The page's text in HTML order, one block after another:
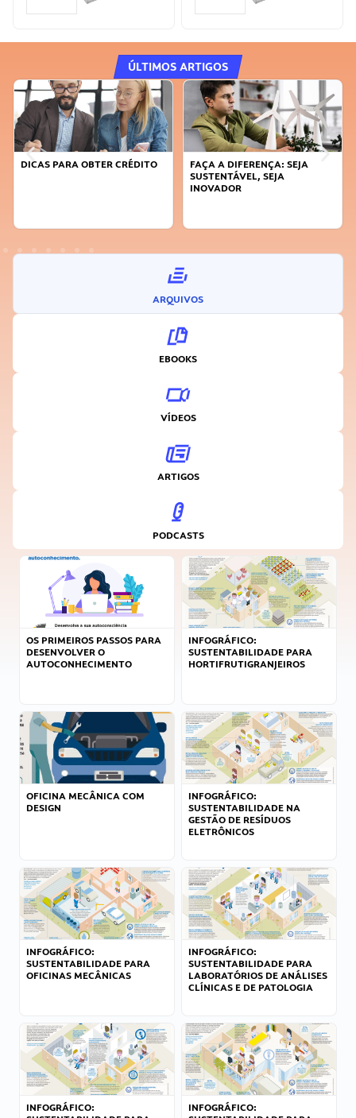
ÚLTIMOS ARTIGOS
DICAS PARA OBTER CRÉDITO
FAÇA A DIFERENÇA: SEJA
SUSTENTÁVEL, SEJA
INOVADOR
ARQUIVOS
EBOOKS
VÍDEOS
ARTIGOS
PODCASTS
OS PRIMEIROS PASSOS PARA
DESENVOLVER O
AUTOCONHECIMENTO
INFOGRÁFICO:
SUSTENTABILIDADE PARA
HORTIFRUTIGRANJEIROS
OFICINA MECÂNICA COM
DESIGN
INFOGRÁFICO:
SUSTENTABILIDADE NA
GESTÃO DE RESÍDUOS
ELETRÔNICOS
INFOGRÁFICO:
SUSTENTABILIDADE PARA
OFICINAS MECÂNICAS
INFOGRÁFICO:
SUSTENTABILIDADE PARA
LABORATÓRIOS DE ANÁLISES
CLÍNICAS E DE PATOLOGIA
INFOGRÁFICO:
INFOGRÁFICO: